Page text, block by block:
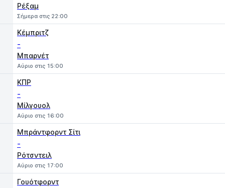
Ρέξαμ
Σήμερα στις 22:00
Κέμπριτζ
-
Μπαρνέτ
Αύριο στις 15:00
ΚΠΡ
-
Μίλγουολ
Αύριο στις 16:00
Μπράντφορντ Σίτι
-
Ρότσντειλ
Αύριο στις 17:00
Γουότφορντ